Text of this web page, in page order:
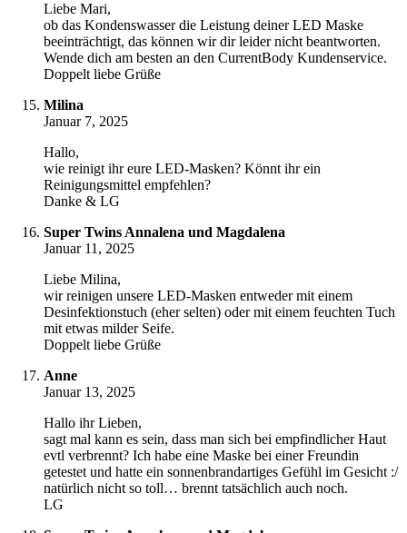
Liebe Mari,
ob das Kondenswasser die Leistung deiner LED Maske
beeinträchtigt, das können wir dir leider nicht beantworten.
Wende dich am besten an den CurrentBody Kundenservice.
Doppelt liebe Grüße
Milina
Januar 7, 2025
Hallo,
wie reinigt ihr eure LED-Masken? Könnt ihr ein
Reinigungsmittel empfehlen?
Danke & LG
Super Twins Annalena und Magdalena
Januar 11, 2025
Liebe Milina,
wir reinigen unsere LED-Masken entweder mit einem
Desinfektionstuch (eher selten) oder mit einem feuchten Tuch
mit etwas milder Seife.
Doppelt liebe Grüße
Anne
Januar 13, 2025
Hallo ihr Lieben,
sagt mal kann es sein, dass man sich bei empfindlicher Haut
evtl verbrennt? Ich habe eine Maske bei einer Freundin
getestet und hatte ein sonnenbrandartiges Gefühl im Gesicht :/
natürlich nicht so toll… brennt tatsächlich auch noch.
LG